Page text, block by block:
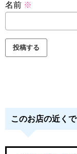
名前 ※
このお店の近く